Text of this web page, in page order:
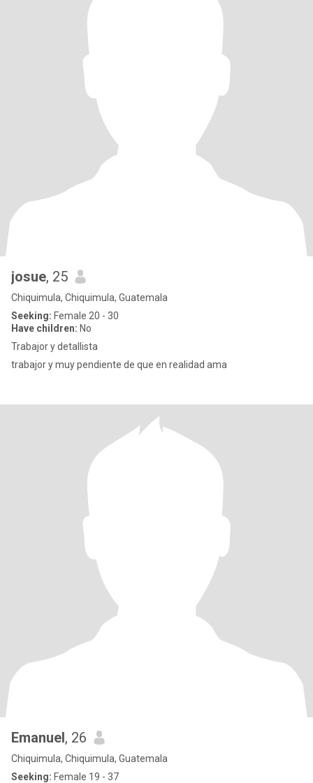
josue, 25
Chiquimula, Chiquimula, Guatemala
Seeking: Female 20 - 30
Have children: No
Trabajor y detallista
trabajor y muy pendiente de que en realidad ama
Emanuel, 26
Chiquimula, Chiquimula, Guatemala
Seeking: Female 19 - 37